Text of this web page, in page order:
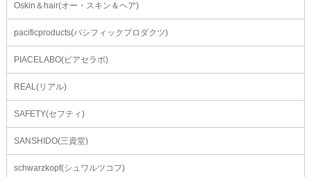
Oskin＆hair(オー・スキン＆ヘア)
pacificproducts(パシフィックプロダクツ)
PIACELABO(ピアセラボ)
REAL(リアル)
SAFETY(セフティ)
SANSHIDO(三資堂)
schwarzkopf(シュワルツコフ)